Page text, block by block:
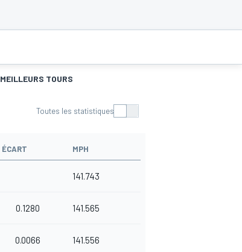
MEILLEURS TOURS
Toutes les statistiques
ÉCART MPH
141.743
0.1280 141.565
0.0066 141.556